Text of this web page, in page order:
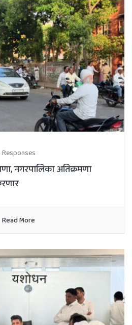
Responses
नगरपालिका अतिक्रमणा
Read More